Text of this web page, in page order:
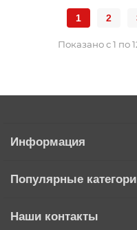
1 2
Показано с 1 по
Информация
Популярные
Наши контакты